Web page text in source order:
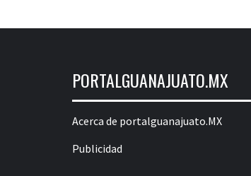
PORTALGUANAJUATO.MX
Acerca de portalguanajuato.MX
Publicidad